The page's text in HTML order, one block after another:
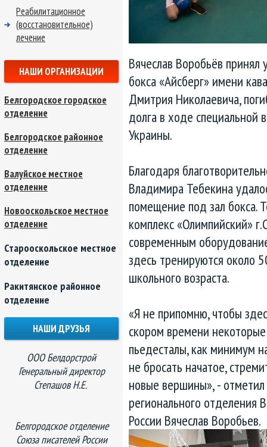
Вячеслав Воробьёв принял
бокса «Айсберг» имени
Дмитрия Николаевича,
долга в ходе специальной
Украины.
Благодаря
Владимира Тебекина
помещение под зал бокса.
комплекс «Олимпийский»
современным
здесь тренируются около
школьного возраста.
«Я не припомню, чтобы
скором времени
пьедесталы, как минимум
не бросать начатое,
новые вершины», -
регионального
России Вячеслав Воробьев.
Реабилитационное
(восстановительное)
лечение
НАШИ ОРГАНИЗАЦИИ
Белгородское городское
отделение
Белгородское районное
отделение
Валуйское местное
отделение
Новооскольское местное
отделение
Старооскольское местное
отделение
Ракитянское районное
отделение
НАШИ ДРУЗЬЯ
ООО Белдорстрой
Генеральный директор
Степашов Н.Е.
Белгородское отделение
Союза писателей России